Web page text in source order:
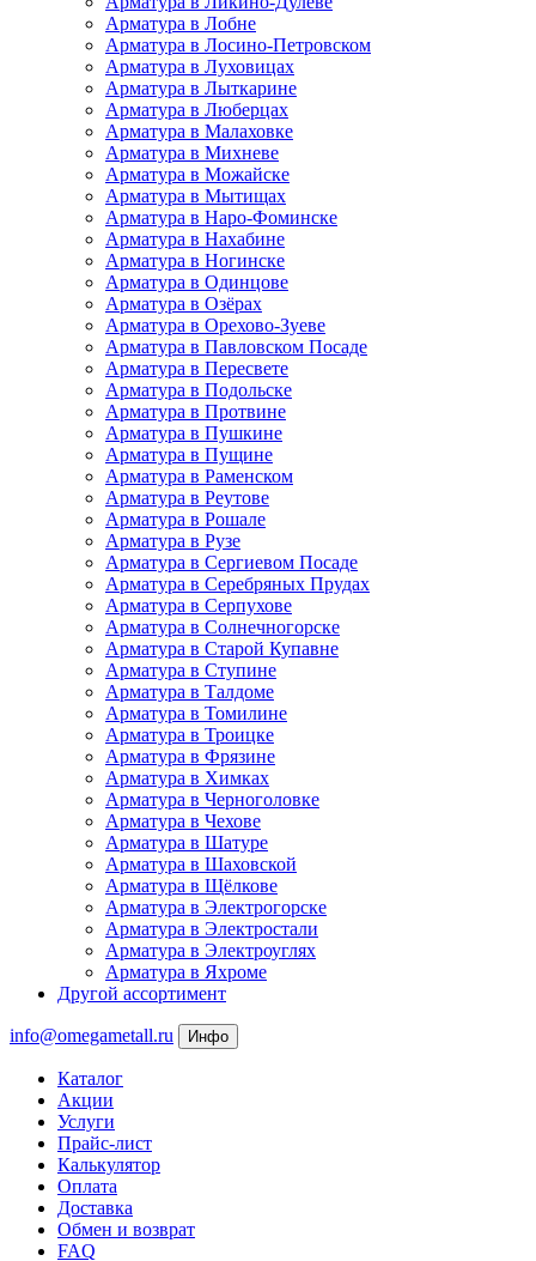
Арматура в Лобне
Арматура в Лосино-Петровском
Арматура в Луховицах
Арматура в Лыткарине
Арматура в Люберцах
Арматура в Малаховке
Арматура в Михневе
Арматура в Можайске
Арматура в Мытищах
Арматура в Наро-Фоминске
Арматура в Нахабине
Арматура в Ногинске
Арматура в Одинцове
Арматура в Озёрах
Арматура в Орехово-Зуеве
Арматура в Павловском Посаде
Арматура в Пересвете
Арматура в Подольске
Арматура в Протвине
Арматура в Пушкине
Арматура в Пущине
Арматура в Раменском
Арматура в Реутове
Арматура в Рошале
Арматура в Рузе
Арматура в Сергиевом Посаде
Арматура в Серебряных Прудах
Арматура в Серпухове
Арматура в Солнечногорске
Арматура в Старой Купавне
Арматура в Ступине
Арматура в Талдоме
Арматура в Томилине
Арматура в Троицке
Арматура в Фрязине
Арматура в Химках
Арматура в Черноголовке
Арматура в Чехове
Арматура в Шатуре
Арматура в Шаховской
Арматура в Щёлкове
Арматура в Электрогорске
Арматура в Электростали
Арматура в Электроуглях
Арматура в Яхроме
Другой ассортимент
info@omegametall.ru Инфо
Каталог
Акции
Услуги
Прайс-лист
Калькулятор
Оплата
Доставка
Обмен и возврат
FAQ